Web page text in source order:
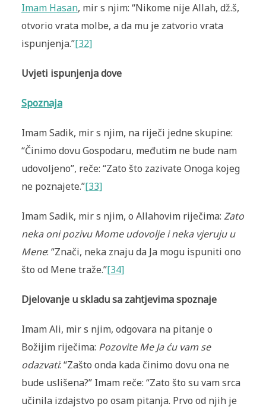
Imam Hasan, mir s njim: “Nikome nije Allah, dž.š,
otvorio vrata molbe, a da mu je zatvorio vrata
ispunjenja.”[32]
Uvjeti ispunjenja dove
Spoznaja
Imam Sadik, mir s njim, na riječi jedne skupine:
“Činimo dovu Gospodaru, međutim ne bude nam
udovoljeno”, reče: “Zato što zazivate Onoga kojeg
ne poznajete.”[33]
Imam Sadik, mir s njim, o Allahovim riječima: Zato
neka oni pozivu Mome udovolje i neka vjeruju u
Mene: “Znači, neka znaju da Ja mogu ispuniti ono
što od Mene traže.”[34]
Djelovanje u skladu sa zahtjevima spoznaje
Imam Ali, mir s njim, odgovara na pitanje o
Božijim riječima: Pozovite Me Ja ću vam se
odazvati: “Zašto onda kada činimo dovu ona ne
bude uslišena?” Imam reče: “Zato što su vam srca
učinila izdajstvo po osam pitanja. Prvo od njih je